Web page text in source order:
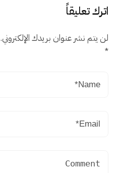
اترك تعليقاً
لن يتم نشر عنوان بريدك الإلكتروني.
*